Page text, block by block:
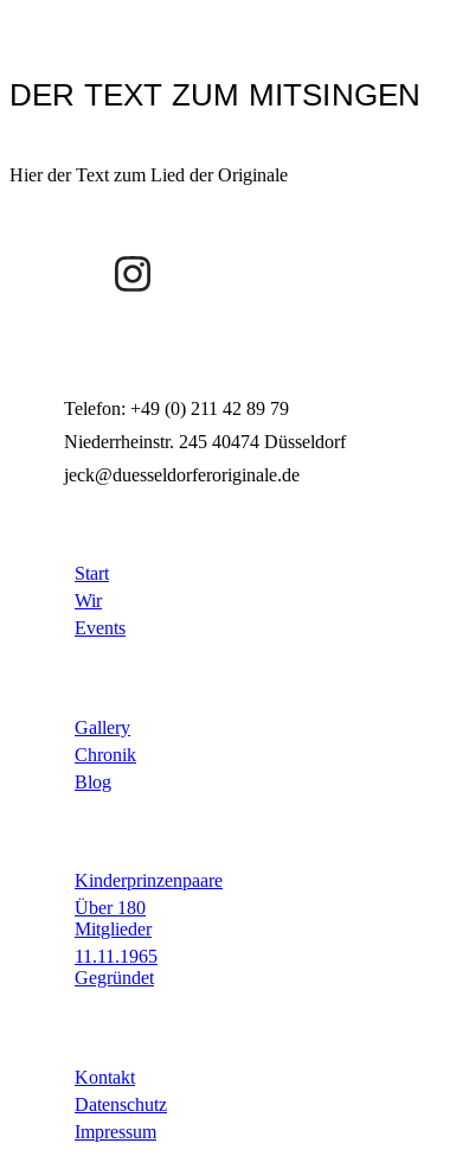
DER TEXT ZUM MITSINGEN
Hier der Text zum Lied der Originale
Telefon: +49 (0) 211 42 89 79
Niederrheinstr. 245 40474 Düsseldorf
jeck@duesseldorferoriginale.de
Start
Wir
Events
Gallery
Chronik
Blog
Kinderprinzenpaare
Über 180
Mitglieder
11.11.1965
Gegründet
Kontakt
Datenschutz
Impressum